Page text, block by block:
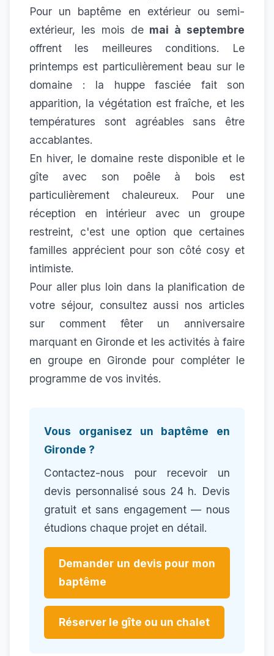
Pour un baptême en extérieur ou semi-
extérieur, les mois de mai à septembre
offrent les meilleures conditions. Le
printemps est particulièrement beau sur le
domaine : la huppe fasciée fait son
apparition, la végétation est fraîche, et les
températures sont agréables sans être
accablantes.
En hiver, le domaine reste disponible et le
gîte avec son poêle à bois est
particulièrement chaleureux. Pour une
réception en intérieur avec un groupe
restreint, c'est une option que certaines
familles apprécient pour son côté cosy et
intimiste.
Pour aller plus loin dans la planification de
votre séjour, consultez aussi nos articles
sur comment fêter un anniversaire
marquant en Gironde et les activités à faire
en groupe en Gironde pour compléter le
programme de vos invités.
Vous organisez un baptême en
Gironde ?
Contactez-nous pour recevoir un
devis personnalisé sous 24 h. Devis
gratuit et sans engagement — nous
étudions chaque projet en détail.
Demander un devis pour mon
baptême
Réserver le gîte ou un chalet